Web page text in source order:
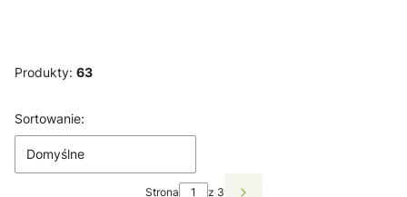
Produkty: 63
Lista produktów
Sortowanie:
Domyślne
Strona z 3